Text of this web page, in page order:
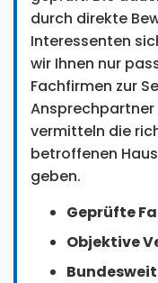
durch direkte
Interessenten
wir Ihnen nur
Fachfirmen zur
Ansprechpartner
vermitteln die
betroffenen
geben.
Geprüfte
Objektive